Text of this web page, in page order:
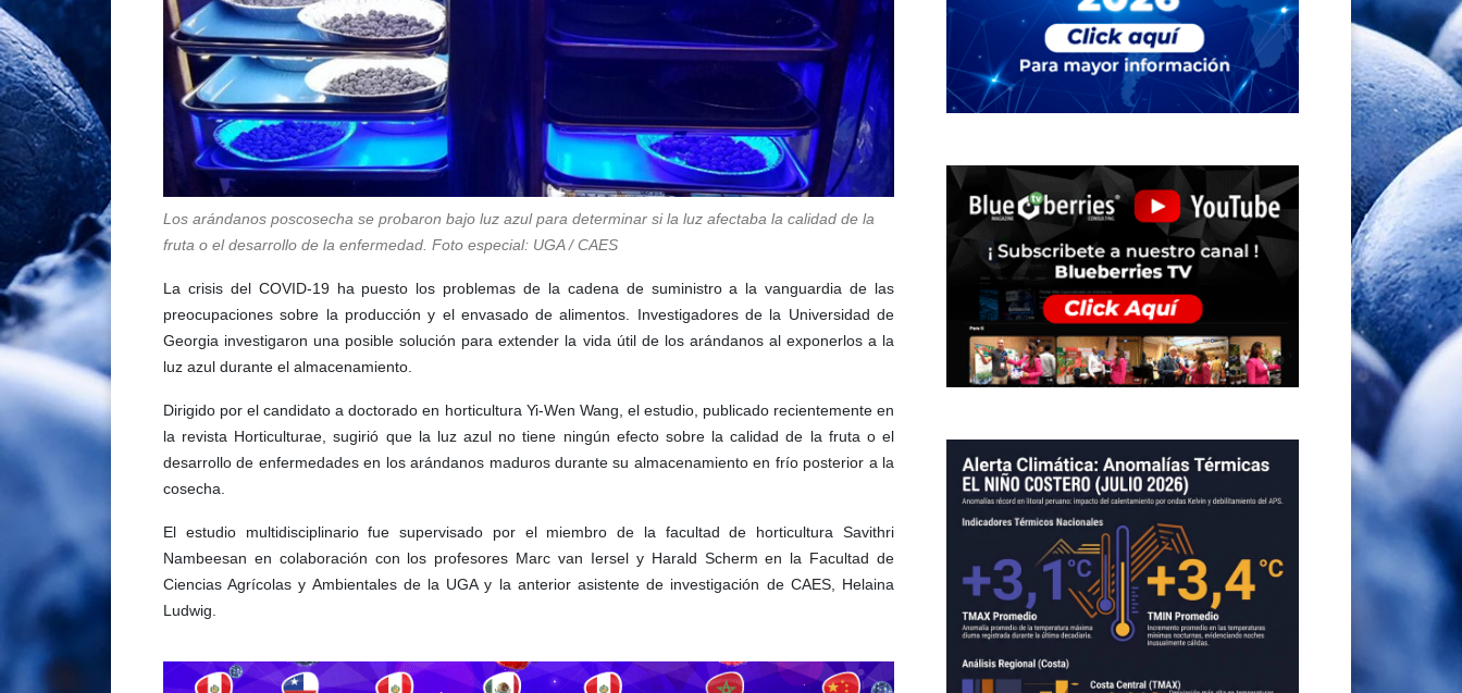
Los arándanos poscosecha se probaron bajo luz azul para determinar si la luz afectaba la calidad de la
fruta o el desarrollo de la enfermedad. Foto especial: UGA / CAES
La crisis del COVID-19 ha puesto los problemas de la cadena de suministro a la vanguardia de las
preocupaciones sobre la producción y el envasado de alimentos. Investigadores de la Universidad de
Georgia investigaron una posible solución para extender la vida útil de los arándanos al exponerlos a la
luz azul durante el almacenamiento.
Dirigido por el candidato a doctorado en horticultura Yi-Wen Wang, el estudio, publicado recientemente en
la revista Horticulturae, sugirió que la luz azul no tiene ningún efecto sobre la calidad de la fruta o el
desarrollo de enfermedades en los arándanos maduros durante su almacenamiento en frío posterior a la
cosecha.
El estudio multidisciplinario fue supervisado por el miembro de la facultad de horticultura Savithri
Nambeesan en colaboración con los profesores Marc van Iersel y Harald Scherm en la Facultad de
Ciencias Agrícolas y Ambientales de la UGA y la anterior asistente de investigación de CAES, Helaina
Ludwig.